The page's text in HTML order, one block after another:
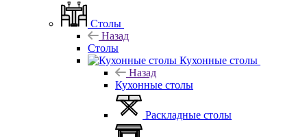
Столы
Назад
Столы
Кухонные столы
Назад
Кухонные столы
Раскладные столы